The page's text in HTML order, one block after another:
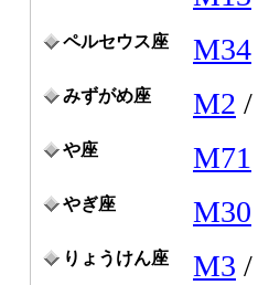
ペルセウス座 M34
みずがめ座 M2 /
や座 M71
やぎ座 M30
りょうけん座 M3 /